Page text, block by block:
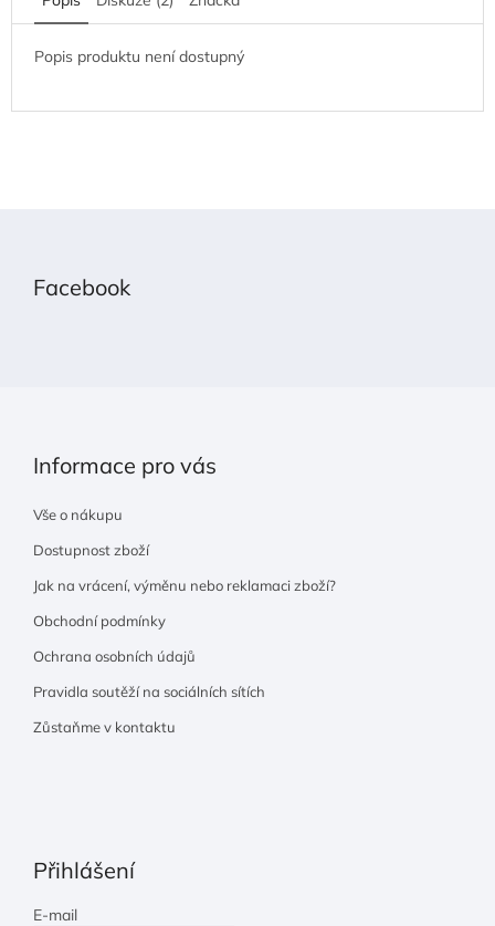
Popis produktu není dostupný
Facebook
Informace pro vás
Vše o nákupu
Dostupnost zboží
Jak na vrácení, výměnu nebo reklamaci zboží?
Obchodní podmínky
Ochrana osobních údajů
Pravidla soutěží na sociálních sítích
Zůstaňme v kontaktu
Přihlášení
E-mail